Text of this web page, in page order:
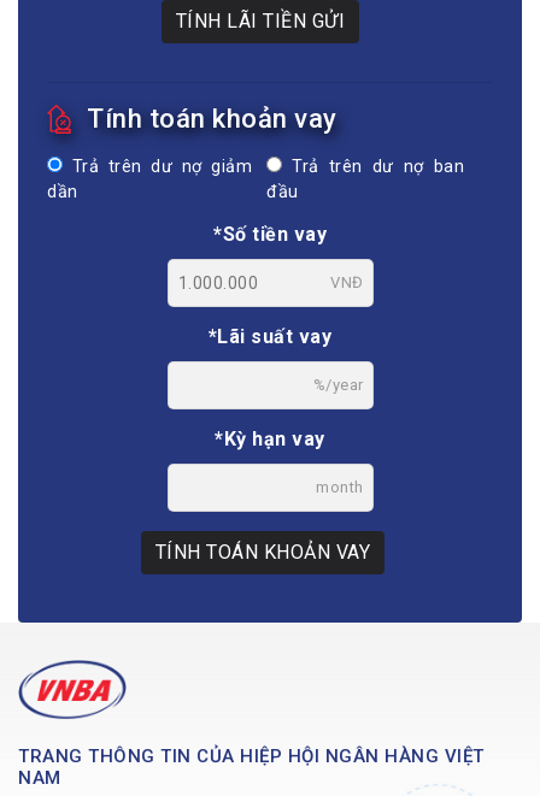
TÍNH LÃI TIỀN GỬI
Tính toán khoản vay
Trả trên dư nợ giảm
dần
Trả trên dư nợ ban
đầu
*Số tiền vay
VNĐ
*Lãi suất vay
%/year
*Kỳ hạn vay
month
TÍNH TOÁN KHOẢN VAY
TRANG THÔNG TIN CỦA HIỆP HỘI NGÂN HÀNG VIỆT
NAM